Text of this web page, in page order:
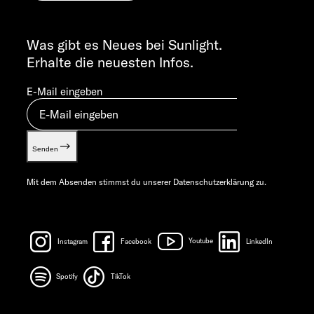
info@sunlight.de
Gewichts­informationen
Let’s play!
Was gibt es Neues bei Sunlight.
Erhalte die neuesten Infos.
E-Mail eingeben
Senden
Mit dem Absenden stimmst du unserer Datenschutzerklärung zu.
Instagram Facebook Youtube LinkedIn
Spotify TikTok